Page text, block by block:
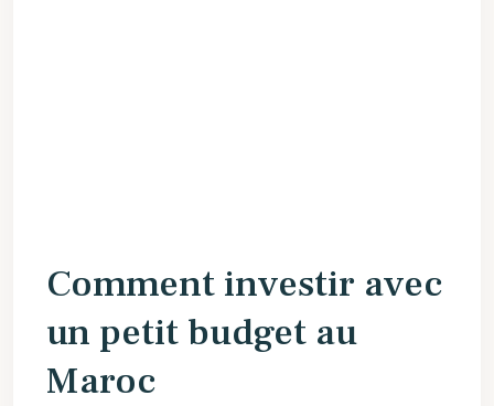
Comment investir avec
un petit budget au
Maroc